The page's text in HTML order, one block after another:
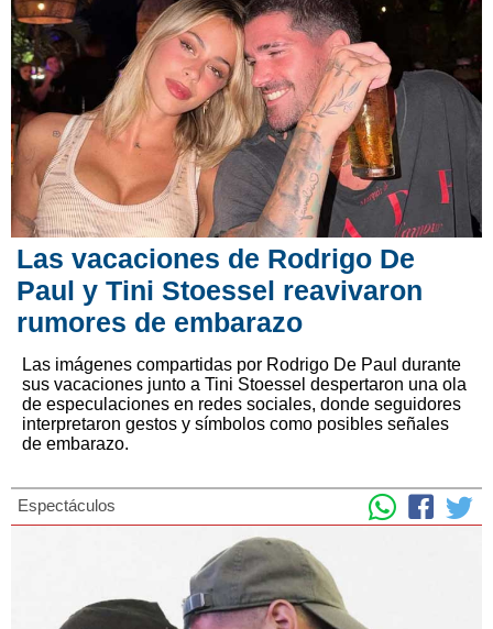
Las vacaciones de Rodrigo De
Paul y Tini Stoessel reavivaron
rumores de embarazo
Las imágenes compartidas por Rodrigo De Paul durante
sus vacaciones junto a Tini Stoessel despertaron una ola
de especulaciones en redes sociales, donde seguidores
interpretaron gestos y símbolos como posibles señales
de embarazo.
Espectáculos